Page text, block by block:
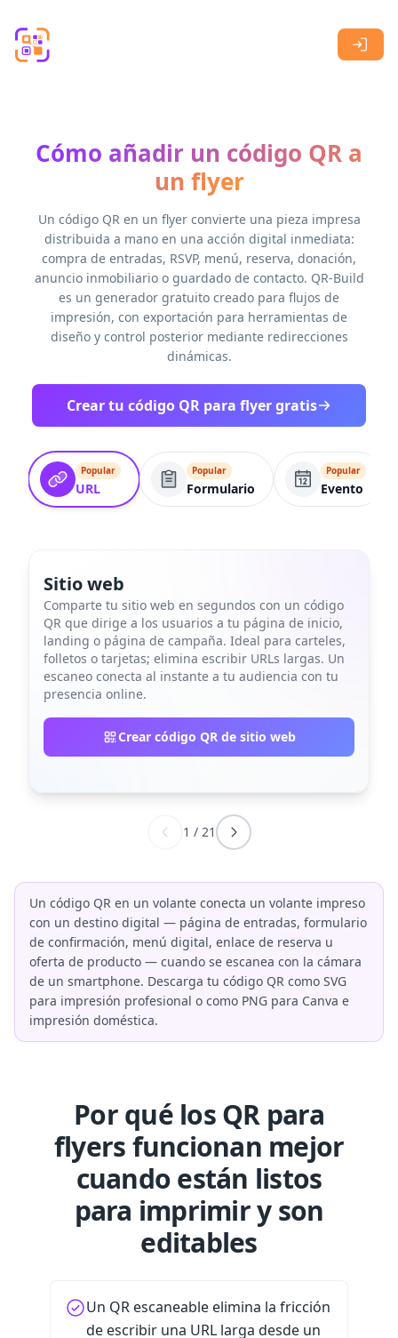
Cómo añadir un código QR a
un flyer
Un código QR en un flyer convierte una pieza impresa
distribuida a mano en una acción digital inmediata:
compra de entradas, RSVP, menú, reserva, donación,
anuncio inmobiliario o guardado de contacto. QR-Build
es un generador gratuito creado para flujos de
impresión, con exportación para herramientas de
diseño y control posterior mediante redirecciones
dinámicas.
Crear tu código QR para flyer gratis
Popular
URL
Popular
Formulario
Popular
Evento
Sitio web
Comparte tu sitio web en segundos con un código
QR que dirige a los usuarios a tu página de inicio,
landing o página de campaña. Ideal para carteles,
folletos o tarjetas; elimina escribir URLs largas. Un
escaneo conecta al instante a tu audiencia con tu
presencia online.
Crear código QR de sitio web
1 / 21
Un código QR en un volante conecta un volante impreso
con un destino digital — página de entradas, formulario
de confirmación, menú digital, enlace de reserva u
oferta de producto — cuando se escanea con la cámara
de un smartphone. Descarga tu código QR como SVG
para impresión profesional o como PNG para Canva e
impresión doméstica.
Por qué los QR para
flyers funcionan mejor
cuando están listos
para imprimir y son
editables
Un QR escaneable elimina la fricción
de escribir una URL larga desde un